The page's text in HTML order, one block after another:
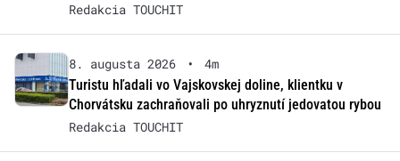
Redakcia TOUCHIT
8. augusta 2026 •
4m
Turistu hľadali vo Vajskovskej doline, klientku v
Chorvátsku zachraňovali po uhryznutí jedovatou rybou
Redakcia TOUCHIT